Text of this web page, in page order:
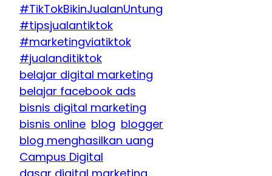
#TikTokBikinJualanUntung
#tipsjualantiktok
#marketingviatiktok
#jualanditiktok
belajar digital marketing
belajar facebook ads
bisnis digital marketing
bisnis online blog blogger
blog menghasilkan uang
Campus Digital